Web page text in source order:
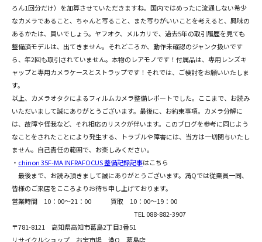
ろん1回分だけ）を加算させていただきますね。国内ではめったに流通しない希少
なカメラであること、ちゃんと写ること、また写りがいいことを考えると、興味の
あるかたは、買いでしょう。ヤフオク、メルカリで、過去5年の取引履歴を見ても
整備済モデルは、出てきません。それどころか、動作未確認のジャンク扱いです
ら、年2回も取引されていません。本物のレアモノです！付属品は、専用レンズキ
ャップと専用カメラケースとストラップです！それでは、ご検討をお願いいたしま
す。
以上、カメラオタクによるフィルムカメラ整備レポートでした。ここまで、お読み
いただいまして誠にありがとうございます。最後に、お約束事項。カメラ分解に
は、故障や怪我など、それ相応のリスクが伴います。このブログを参考に同じよう
なことをされたことにより発生する、トラブルや障害には、当方は一切関与いたし
ません。自己責任の範囲で、お楽しみください。
・ chinon 35F-MA INFRAFOCUS 整備記録記事はこちら
最後まで、お読み頂きまして誠にありがとうございます。満Qでは従業員一同、
皆様のご来店をこころよりお待ち申し上げております。
営業時間 10：00～21：00 買取 10：00～19：00
TEL 088-882-3907
〒781-8121 高知県高知市葛島2丁目3番51
リサイクルショップ お宝市場 満Q 葛島店